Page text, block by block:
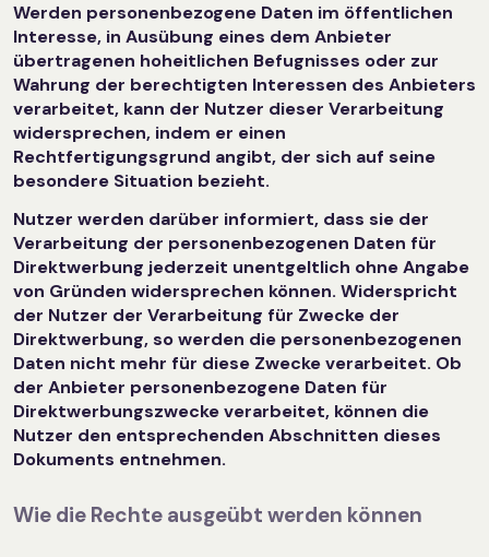
Werden personenbezogene Daten im öffentlichen
Interesse, in Ausübung eines dem Anbieter
übertragenen hoheitlichen Befugnisses oder zur
Wahrung der berechtigten Interessen des Anbieters
verarbeitet, kann der Nutzer dieser Verarbeitung
widersprechen, indem er einen
Rechtfertigungsgrund angibt, der sich auf seine
besondere Situation bezieht.
Nutzer werden darüber informiert, dass sie der
Verarbeitung der personenbezogenen Daten für
Direktwerbung jederzeit unentgeltlich ohne Angabe
von Gründen widersprechen können. Widerspricht
der Nutzer der Verarbeitung für Zwecke der
Direktwerbung, so werden die personenbezogenen
Daten nicht mehr für diese Zwecke verarbeitet. Ob
der Anbieter personenbezogene Daten für
Direktwerbungszwecke verarbeitet, können die
Nutzer den entsprechenden Abschnitten dieses
Dokuments entnehmen.
Wie die Rechte ausgeübt werden können